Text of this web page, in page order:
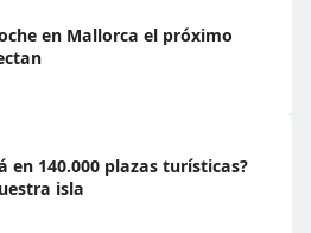
en Mallorca el próximo
en 140.000 plazas turísticas?
isla